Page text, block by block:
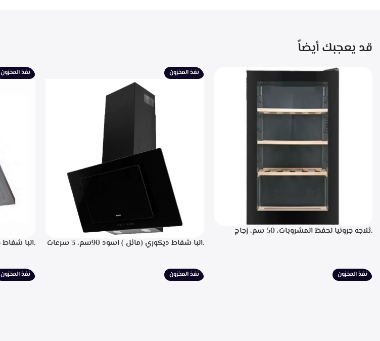
قد يعجبك أيضاً
.ثلاجه جرونيا لحفظ المشروبات، 50 سم، زجاج
نفذ المخزون
.البا شفاط ديكوري (مائل ) اسود 90سم، 3 سرعات
الطهي، فلاتر معدنيه لحجز الدهون من الابخره، قوه
نفذ المخزون
نفذ المخزون نفذ المخزون نفذ المخزون